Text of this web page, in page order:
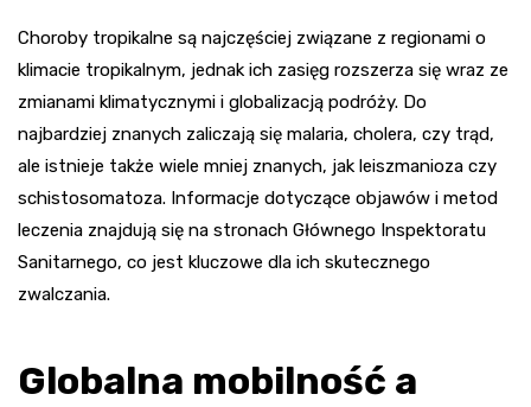
Choroby tropikalne są najczęściej związane z regionami o
klimacie tropikalnym, jednak ich zasięg rozszerza się wraz ze
zmianami klimatycznymi i globalizacją podróży. Do
najbardziej znanych zaliczają się malaria, cholera, czy trąd,
ale istnieje także wiele mniej znanych, jak leiszmanioza czy
schistosomatoza. Informacje dotyczące objawów i metod
leczenia znajdują się na stronach Głównego Inspektoratu
Sanitarnego, co jest kluczowe dla ich skutecznego
zwalczania.
Globalna mobilność a